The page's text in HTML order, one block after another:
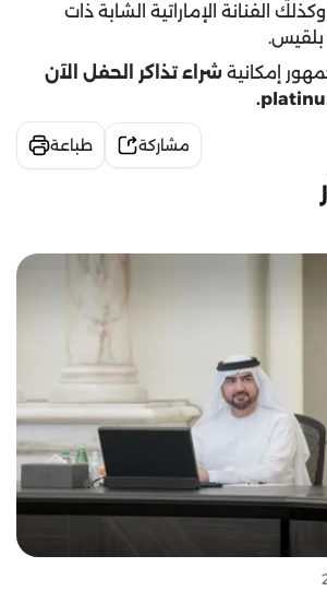
الفنانة الإماراتية الشابة ذات
بلقيس.
إمكانية شراء تذاكر الحفل الآن
.
مشاركة طباعة